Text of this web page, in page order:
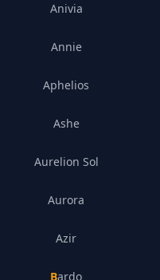
Anivia
Annie
Aphelios
Ashe
Aurelion Sol
Aurora
Azir
Bardo